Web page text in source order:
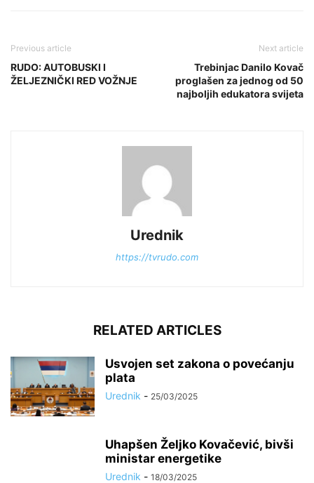
Previous article
RUDO: AUTOBUSKI I
ŽELJEZNIČKI RED VOŽNJE
Next article
Trebinjac Danilo Kovač
proglašen za jednog od 50
najboljih edukatora svijeta
Urednik
https://tvrudo.com
RELATED ARTICLES
Usvojen set zakona o povećanju
plata
Urednik - 25/03/2025
Uhapšen Željko Kovačević, bivši
ministar energetike
Urednik - 18/03/2025